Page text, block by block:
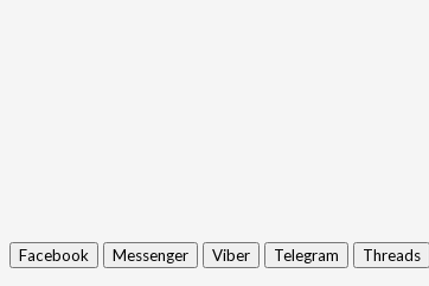
Facebook Messenger Viber Telegram Threads